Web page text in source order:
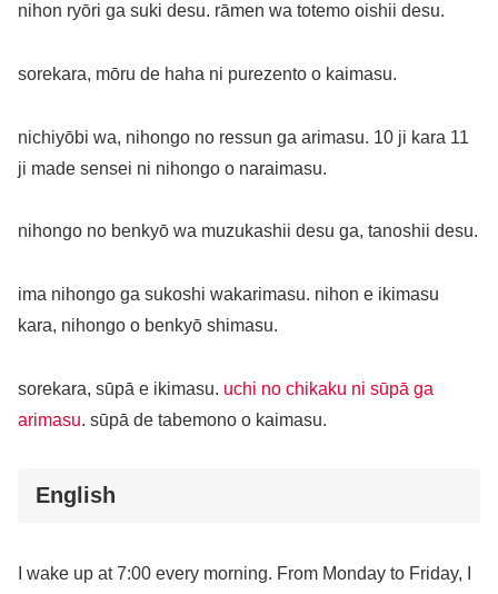
nihon ryōri ga suki desu. rāmen wa totemo oishii desu.
sorekara, mōru de haha ni purezento o kaimasu.
nichiyōbi wa, nihongo no ressun ga arimasu. 10 ji kara 11
ji made sensei ni nihongo o naraimasu.
nihongo no benkyō wa muzukashii desu ga, tanoshii desu.
ima nihongo ga sukoshi wakarimasu. nihon e ikimasu
kara, nihongo o benkyō shimasu.
sorekara, sūpā e ikimasu. uchi no chikaku ni sūpā ga
arimasu. sūpā de tabemono o kaimasu.
English
I wake up at 7:00 every morning. From Monday to Friday, I